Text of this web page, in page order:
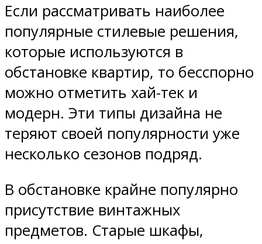
Если рассматривать наиболее
популярные стилевые решения,
которые используются в
обстановке квартир, то бесспорно
можно отметить хай-тек и
модерн. Эти типы дизайна не
теряют своей популярности уже
несколько сезонов подряд.
В обстановке крайне популярно
присутствие винтажных
предметов. Старые шкафы,